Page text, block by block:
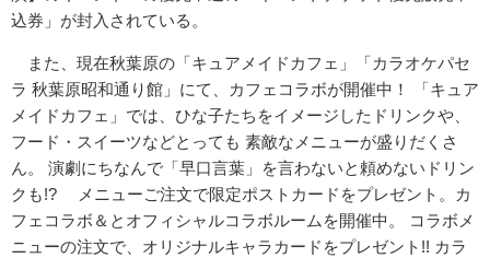
込券」が封入されている。
また、現在秋葉原の「キュアメイドカフェ」「カラオケパセ
ラ 秋葉原昭和通り館」にて、カフェコラボが開催中！ 「キュア
メイドカフェ」では、ひな子たちをイメージしたドリンクや、
フード・スイーツなどとっても 素敵なメニューが盛りだくさ
ん。 演劇にちなんで「早口言葉」を言わないと頼めないドリン
クも!? メニューご注文で限定ポストカードをプレゼント。カ
フェコラボ＆とオフィシャルコラボルームを開催中。 コラボメ
ニューの注文で、オリジナルキャラカードをプレゼント!! カラ